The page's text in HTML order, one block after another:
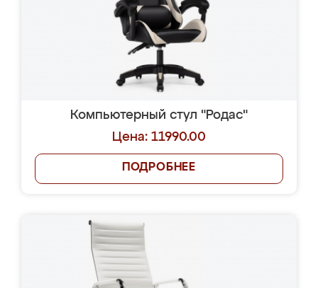
Компьютерный стул "Родас"
Цена: 11990.00
ПОДРОБНЕЕ